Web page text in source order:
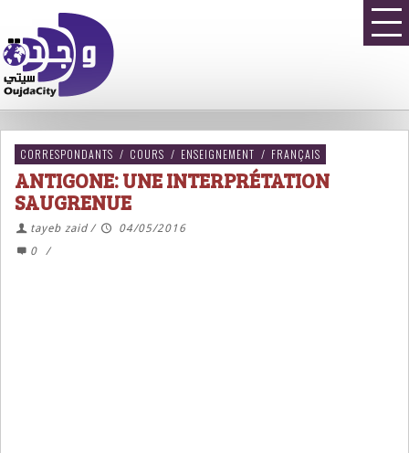
CORRESPONDANTS / COURS / ENSEIGNEMENT / FRANÇAIS
ANTIGONE: UNE INTERPRÉTATION
SAUGRENUE
tayeb zaid /
04/05/2016
0
/